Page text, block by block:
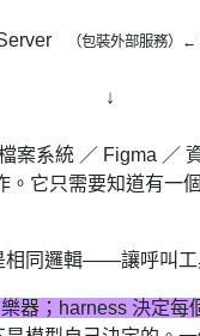
（包裝外部服務）
↓
案系統 ／ Figma ／
。它只需要知道有一
相同邏輯——讓呼叫工
器；harness 決定每